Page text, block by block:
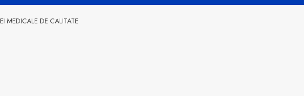
MEDICALE DE CALITATE